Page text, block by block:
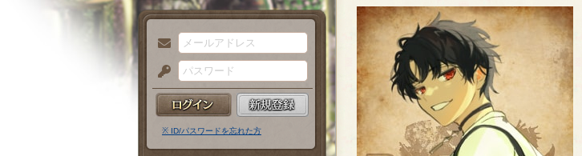
メ
ー
ル
ア
パ
ス
※ ID/パスワードを忘れた方